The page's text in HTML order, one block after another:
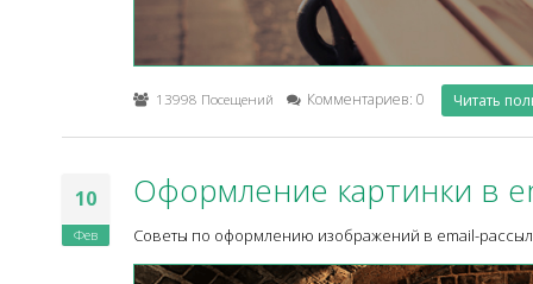
13998 Посещений Комментариев: 0 Читать
10
Фев
Оформление картинки в
Советы по оформлению изображений в email-